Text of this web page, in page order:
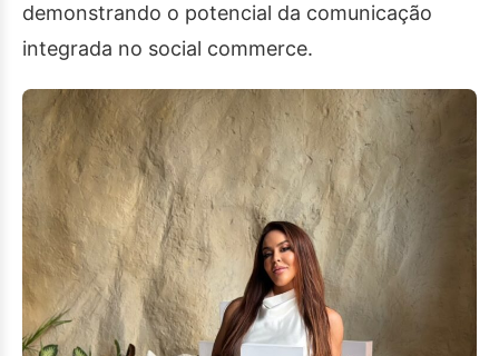
demonstrando o potencial da comunicação
integrada no social commerce.